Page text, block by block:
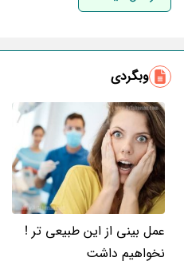
وبگردی
عمل بینی از این طبیعی تر !
نخواهیم داشت